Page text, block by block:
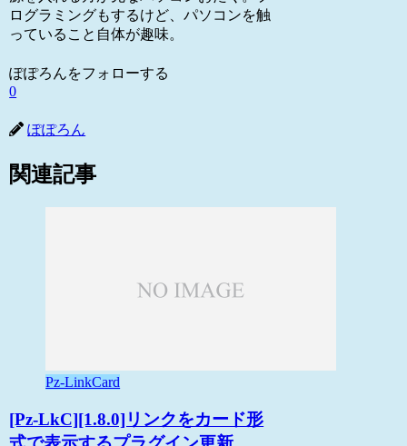
ログラミングもするけど、パソコンを触
っていること自体が趣味。
ぽぽろんをフォローする
0
ぽぽろん
関連記事
Pz-LinkCard
[Pz-LkC][1.8.0]リンクをカード形